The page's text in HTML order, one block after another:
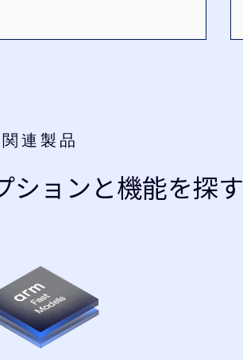
関連製品
ションと機能を探す